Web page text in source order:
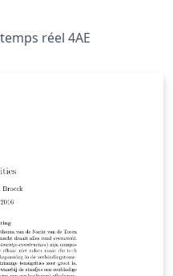
réel 4AE